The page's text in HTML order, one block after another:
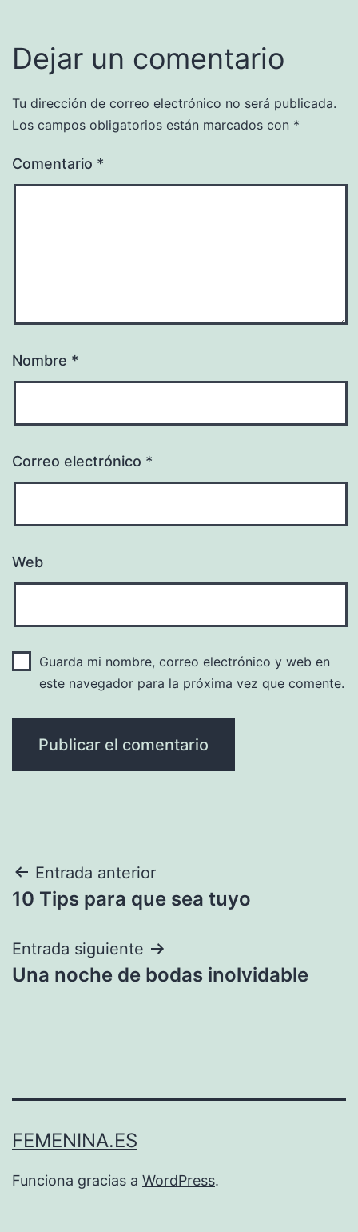
Dejar un comentario
Tu dirección de correo electrónico no será publicada.
Los campos obligatorios están marcados con *
Comentario *
Nombre *
Correo electrónico *
Web
Guarda mi nombre, correo electrónico y web en
este navegador para la próxima vez que comente.
Navegación
de
entradas
Entrada anterior
10 Tips para que sea tuyo
Entrada siguiente
Una noche de bodas inolvidable
FEMENINA.ES
Funciona gracias a WordPress.